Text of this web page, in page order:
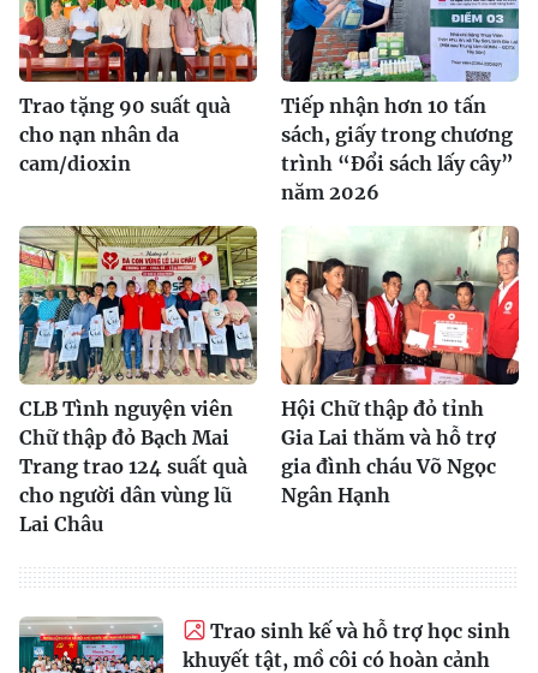
Trao tặng 90 suất quà
cho nạn nhân da
cam/dioxin
Tiếp nhận hơn 10 tấn
sách, giấy trong chương
trình “Đổi sách lấy cây”
năm 2026
CLB Tình nguyện viên
Chữ thập đỏ Bạch Mai
Trang trao 124 suất quà
cho người dân vùng lũ
Lai Châu
Hội Chữ thập đỏ tỉnh
Gia Lai thăm và hỗ trợ
gia đình cháu Võ Ngọc
Ngân Hạnh
Trao sinh kế và hỗ trợ học sinh
khuyết tật, mồ côi có hoàn cảnh